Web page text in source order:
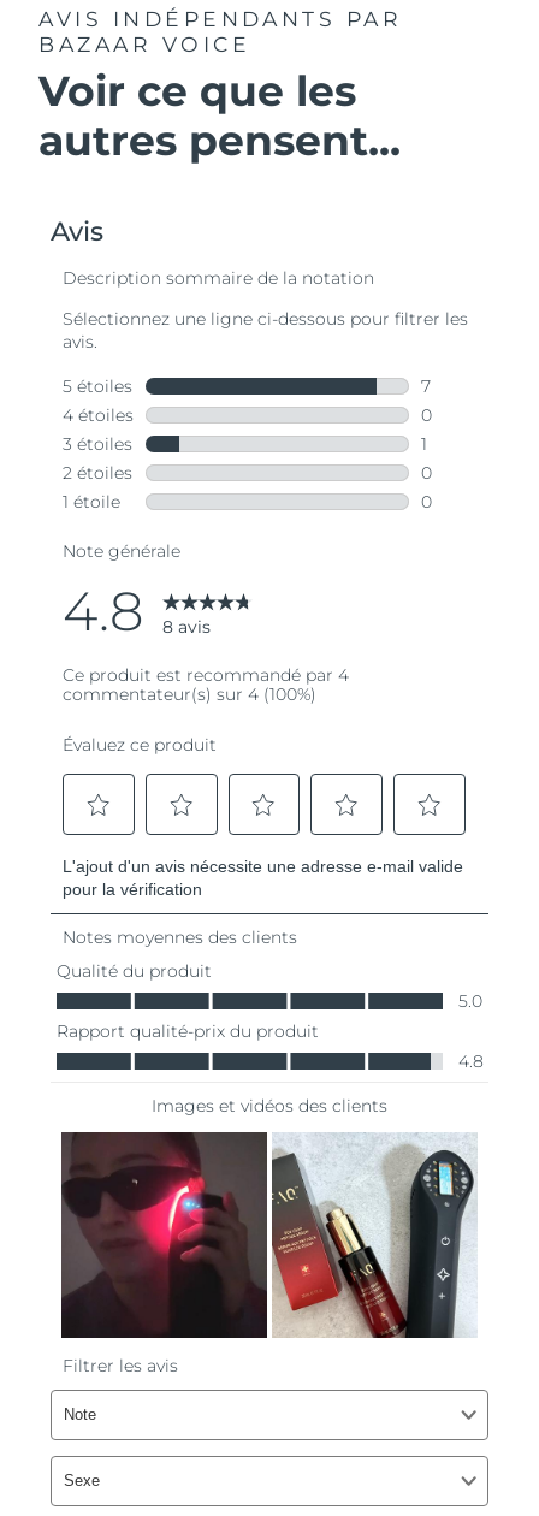
AVIS INDÉPENDANTS
PAR
BAZAAR VOICE
Voir ce que les
autres pensent...